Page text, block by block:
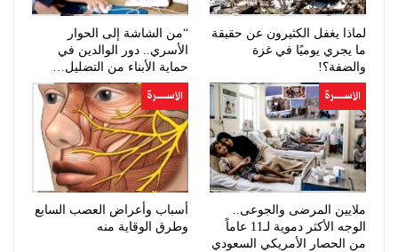
لماذا يغفل الكثيرون عن حقيقة
ما يجري يوميًا في غزة
والضفة؟!
“من الشاشة إلى الحوار
الأسري.. دور الوالدين في
حماية الأبناء من التضليل…
الأســــــرة
ملايين المرضى والجوعى..
الوجه الأكثر دموية لـ11 عاماً
من الحصار الأمريكي السعودي
الأســــــرة
أسباب وأعراض العصب السابع
وطرق الوقاية منه